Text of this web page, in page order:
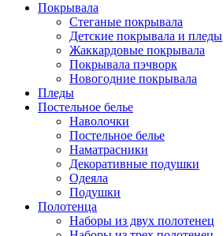
Покрывала
Стеганые покрывала
Детские покрывала и пледы
Жаккардовые покрывала
Покрывала пэчворк
Новогодние покрывала
Пледы
Постельное белье
Наволочки
Постельное белье
Наматрасники
Декоративные подушки
Одеяла
Подушки
Полотенца
Наборы из двух полотенец